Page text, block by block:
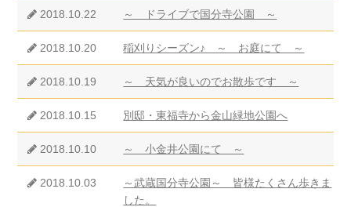
2018.10.22 ～ ドライブで国分寺公園 ～
2018.10.20 稲刈りシーズン♪ ～ お庭にて ～
2018.10.19 ～ 天気が良いのでお散歩です ～
2018.10.15 別邸・東福寺から金山緑地公園へ
2018.10.10 ～ 小金井公園にて ～
2018.10.03
～武蔵国分寺公園～ 皆様たくさん歩きま
した。